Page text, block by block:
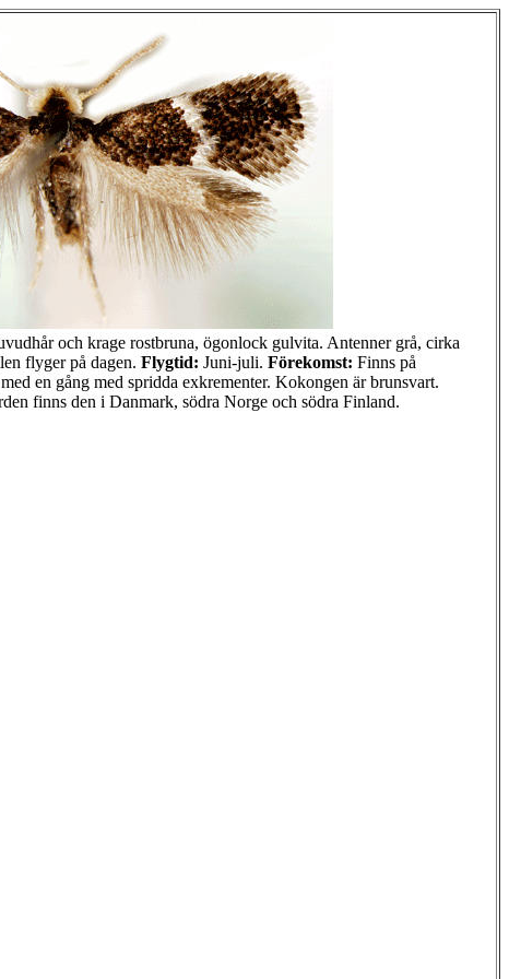
och krage rostbruna, ögonlock gulvita. Antenner grå, cirka
flyger på dagen. Flygtid: Juni-juli. Förekomst: Finns på
en gång med spridda exkrementer. Kokongen är brunsvart.
finns den i Danmark, södra Norge och södra Finland.